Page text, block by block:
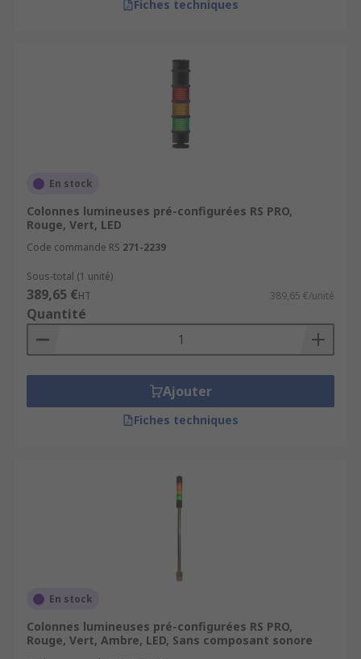
Fiches techniques
En stock
Colonnes lumineuses pré-configurées RS PRO,
Rouge, Vert, LED
Code commande RS 271-2239
Sous-total (1 unité)
389,65 €HT 389,65 €/unité
Quantité
Ajouter
Fiches techniques
En stock
Colonnes lumineuses pré-configurées RS PRO,
Rouge, Vert, Ambre, LED, Sans composant sonore